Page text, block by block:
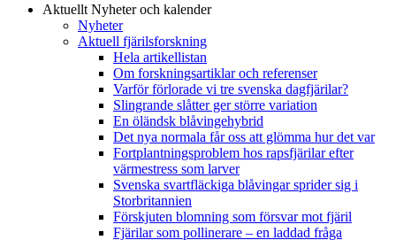
Aktuellt Nyheter och kalender
Nyheter
Aktuell fjärilsforskning
Hela artikellistan
Om forskningsartiklar och referenser
Varför förlorade vi tre svenska dagfjärilar?
Slingrande slåtter ger större variation
En öländsk blåvingehybrid
Det nya normala får oss att glömma hur det var
Fortplantningsproblem hos rapsfjärilar efter
värmestress som larver
Svenska svartfläckiga blåvingar sprider sig i
Storbritannien
Förskjuten blomning som försvar mot fjäril
Fjärilar som pollinerare – en laddad fråga